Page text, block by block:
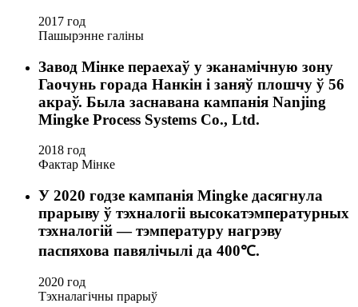
2017 год
Пашырэнне галіны
Завод Мінке пераехаў у эканамічную зону
Гаочунь горада Нанкін і заняў плошчу ў 56
акраў. Была заснавана кампанія Nanjing
Mingke Process Systems Co., Ltd.
2018 год
Фактар ​​Мінке
У 2020 годзе кампанія Mingke дасягнула
прарыву ў тэхналогіі высокатэмпературных
тэхналогій — тэмпературу нагрэву
паспяхова павялічылі да 400℃.
2020 год
Тэхналагічны прарыў